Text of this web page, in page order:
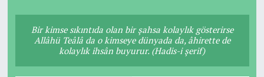
Bir kimse sıkıntıda olan bir şahsa kolaylık gösterirse
Allâhü Teâlâ da o kimseye dünyada da, âhirette de
kolaylık ihsân buyurur. (Hadis-i şerif)